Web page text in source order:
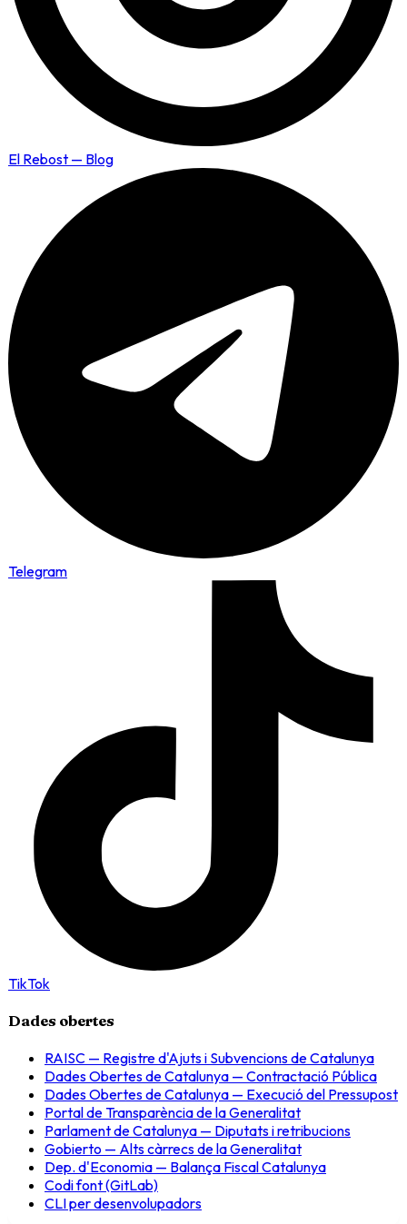
El Rebost — Blog
Telegram
TikTok
Dades obertes
RAISC — Registre d'Ajuts i Subvencions de Catalunya
Dades Obertes de Catalunya — Contractació Pública
Dades Obertes de Catalunya — Execució del Pressupost
Portal de Transparència de la Generalitat
Parlament de Catalunya — Diputats i retribucions
Gobierto — Alts càrrecs de la Generalitat
Dep. d'Economia — Balança Fiscal Catalunya
Codi font (GitLab)
CLI per desenvolupadors